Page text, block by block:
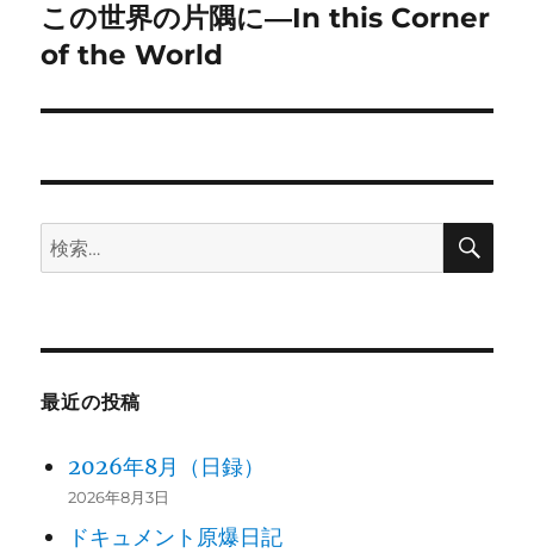
ー
ン
次
の
稿:
この世界の片隅に―In this Corner
of the World
検
索:
検
最近の投稿
2026年8月（日録）
2026年8月3日
ドキュメント原爆日記